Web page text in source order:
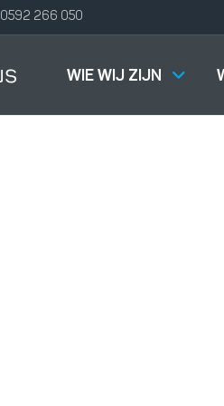
0592 266 050
WIE WIJ ZIJN